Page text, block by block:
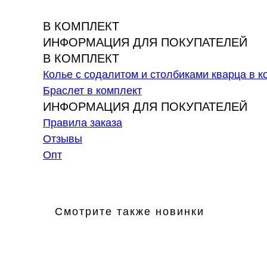
В КОМПЛЕКТ
ИНФОРМАЦИЯ ДЛЯ ПОКУПАТЕЛЕЙ
В КОМПЛЕКТ
Колье с содалитом и столбиками кварца в
Браслет в комплект
ИНФОРМАЦИЯ ДЛЯ ПОКУПАТЕЛЕЙ
Правила заказа
Отзывы
Опт
Смотрите также новинки